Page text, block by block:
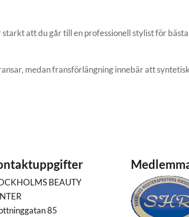
att du går till en professionell stylist för
medan fransförlängning innebär att
BEAUTY
85